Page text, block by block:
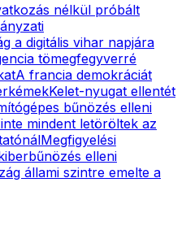
nélkül próbált
a digitális vihar napjára
tömegfegyverré
A francia demokráciát
Kelet-nyugat ellentét
bűnözés elleni
mindent letöröltek az
Megfigyelési
elleni
állami szintre emelte a